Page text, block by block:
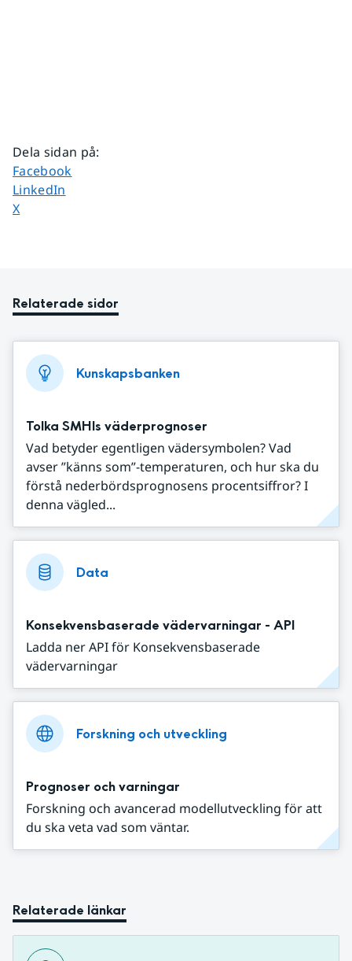
Dela sidan på:
Dela sidan på
Facebook
Dela sidan på
LinkedIn
Dela sidan på
X
Relaterade sidor
Kunskapsbanken
Tolka SMHIs väderprognoser
Vad betyder egentligen vädersymbolen? Vad
avser ”känns som”-temperaturen, och hur ska du
förstå nederbördsprognosens procentsiffror? I
denna vägled...
Data
Konsekvensbaserade vädervarningar - API
Ladda ner API för Konsekvensbaserade
vädervarningar
Forskning och utveckling
Prognoser och varningar
Forskning och avancerad modellutveckling för att
du ska veta vad som väntar.
Relaterade länkar